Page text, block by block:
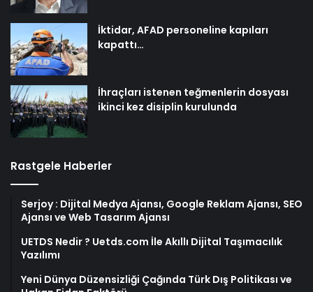
İktidar, AFAD personeline kapıları
kapattı…
İhraçları istenen teğmenlerin dosyası
ikinci kez disiplin kurulunda
Rastgele Haberler
Serjoy : Dijital Medya Ajansı, Google Reklam Ajansı, SEO
Ajansı ve Web Tasarım Ajansı
UETDS Nedir ? Uetds.com İle Akıllı Dijital Taşımacılık
Yazılımı
Yeni Dünya Düzensizliği Çağında Türk Dış Politikası ve